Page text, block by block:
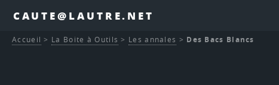
CAUTE@LAUTRE.NET
Accueil > La Boite à Outils > Les annales > Des Bacs Blancs